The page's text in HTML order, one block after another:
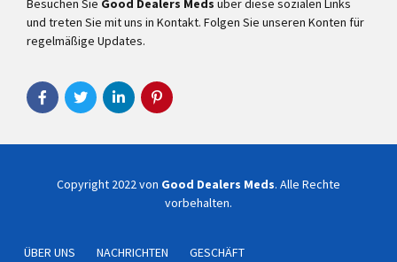
Besuchen Sie Good Dealers Meds über diese sozialen Links
und treten Sie mit uns in Kontakt. Folgen Sie unseren Konten für
regelmäßige Updates.
Copyright 2022 von Good Dealers Meds. Alle Rechte
vorbehalten.
ÜBER UNS NACHRICHTEN GESCHÄFT